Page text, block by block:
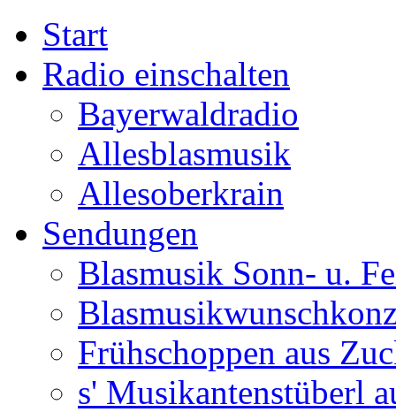
Start
Radio einschalten
Bayerwaldradio
Allesblasmusik
Allesoberkrain
Sendungen
Blasmusik Sonn- u.
Frühschoppen aus
s' Musikantenstüberl